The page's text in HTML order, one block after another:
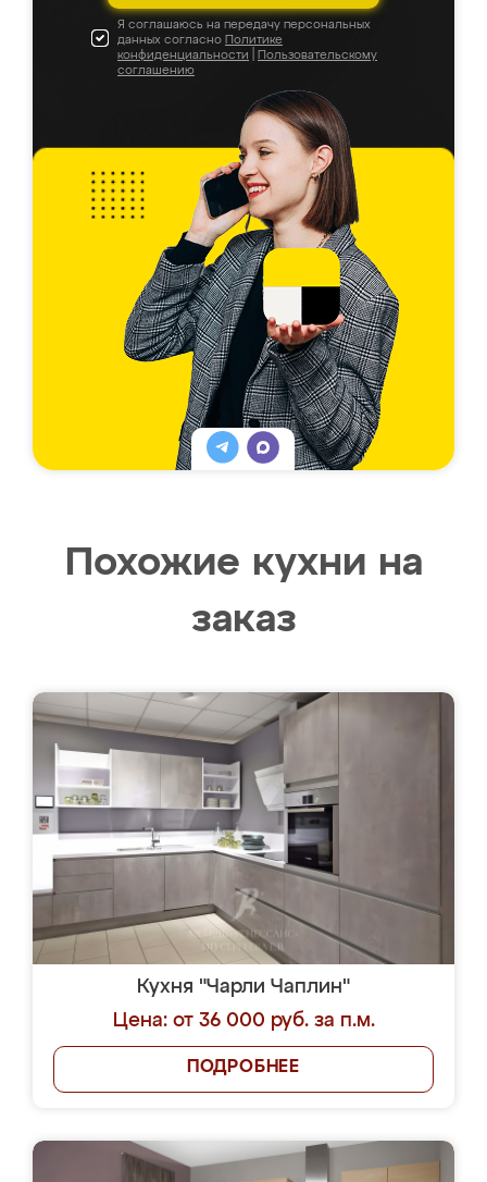
Я соглашаюсь на передачу персональных
данных согласно Политике
конфиденциальности
Пользовательскому
соглашению
Похожие кухни на
заказ
Кухня "Чарли Чаплин"
Цена: от 36 000 руб. за п.м.
ПОДРОБНЕЕ